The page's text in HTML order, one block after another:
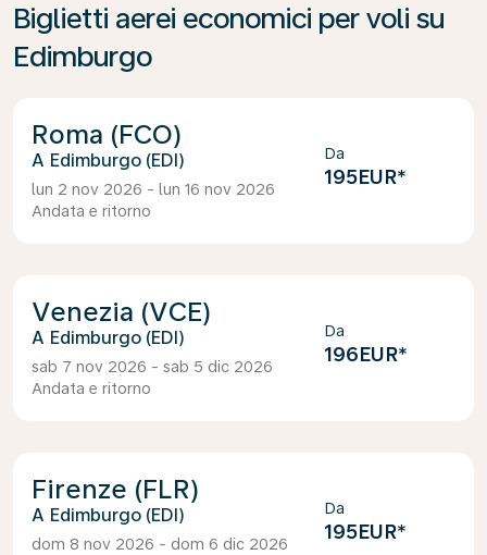
Biglietti aerei economici per voli su
Edimburgo
Roma (FCO)
Edimburgo (EDI)
lun 2 nov 2026 - lun 16 nov 2026
Andata e ritorno
Da
195EUR*
Venezia (VCE)
Edimburgo (EDI)
sab 7 nov 2026 - sab 5 dic 2026
Andata e ritorno
Da
196EUR*
Firenze (FLR)
Edimburgo (EDI)
dom 8 nov 2026 - dom 6 dic 2026
Da
195EUR*